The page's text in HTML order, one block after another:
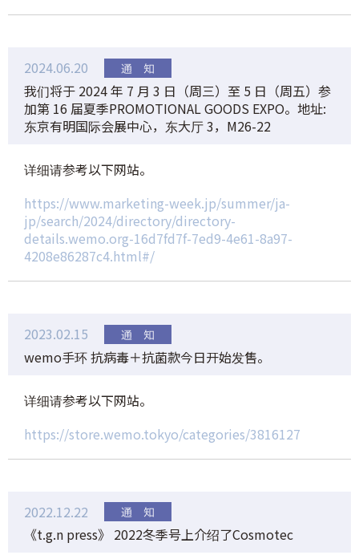
2024.06.20
我们将于 2024 年 7 月 3 日（周三）至 5 日（周五）参
加第 16 届夏季PROMOTIONAL GOODS EXPO。地址:
东京有明国际会展中心，东大厅 3，M26-22
详细请参考以下网站。
https://www.marketing-week.jp/summer/ja-
jp/search/2024/directory/directory-
details.wemo.org-16d7fd7f-7ed9-4e61-8a97-
4208e86287c4.html#/
2023.02.15
wemo手环 抗病毒＋抗菌款今日开始发售。
详细请参考以下网站。
https://store.wemo.tokyo/categories/3816127
2022.12.22
《t.g.n press》 2022冬季号上介绍了Cosmotec